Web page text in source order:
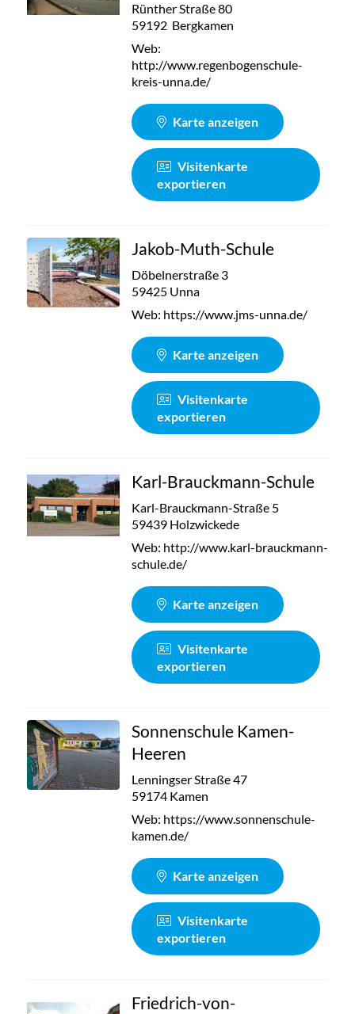
Rünther Straße 80
59192 Bergkamen
Web:
http://www.regenbogenschule-
kreis-unna.de/
Karte anzeigen
Visitenkarte
exportieren
Jakob-Muth-Schule
Döbelnerstraße 3
59425 Unna
Web: https://www.jms-unna.de/
Karte anzeigen
Visitenkarte
exportieren
Karl-Brauckmann-Schule
Karl-Brauckmann-Straße 5
59439 Holzwickede
Web: http://www.karl-brauckmann-
schule.de/
Karte anzeigen
Visitenkarte
exportieren
Sonnenschule Kamen-
Heeren
Lenningser Straße 47
59174 Kamen
Web: https://www.sonnenschule-
kamen.de/
Karte anzeigen
Visitenkarte
exportieren
Friedrich-von-